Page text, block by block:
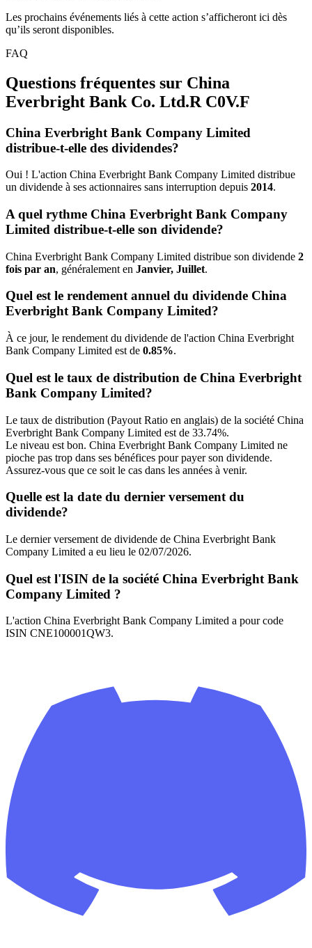
Les prochains événements liés à cette action s’afficheront ici dès
qu’ils seront disponibles.
FAQ
Questions fréquentes sur China
Everbright Bank Co. Ltd.R C0V.F
China Everbright Bank Company Limited
distribue-t-elle des dividendes?
Oui ! L'action China Everbright Bank Company Limited distribue
un dividende à ses actionnaires sans interruption depuis 2014.
A quel rythme China Everbright Bank Company
Limited distribue-t-elle son dividende?
China Everbright Bank Company Limited distribue son dividende 2
fois par an, généralement en Janvier, Juillet.
Quel est le rendement annuel du dividende China
Everbright Bank Company Limited?
À ce jour, le rendement du dividende de l'action China Everbright
Bank Company Limited est de 0.85%.
Quel est le taux de distribution de China Everbright
Bank Company Limited?
Le taux de distribution (Payout Ratio en anglais) de la société China
Everbright Bank Company Limited est de 33.74%.
Le niveau est bon. China Everbright Bank Company Limited ne
pioche pas trop dans ses bénéfices pour payer son dividende.
Assurez-vous que ce soit le cas dans les années à venir.
Quelle est la date du dernier versement du
dividende?
Le dernier versement de dividende de China Everbright Bank
Company Limited a eu lieu le 02/07/2026.
Quel est l'ISIN de la société China Everbright Bank
Company Limited ?
L'action China Everbright Bank Company Limited a pour code
ISIN CNE100001QW3.